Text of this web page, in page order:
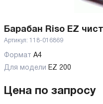
Барабан Riso EZ
Артикул: 118-016869
Формат А4
Для модели EZ 200
Цена по запросу